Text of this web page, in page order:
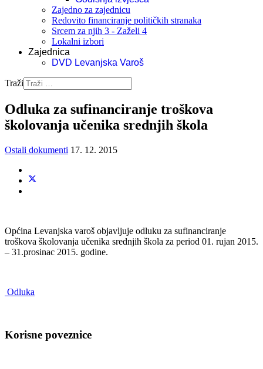
Zajedno za zajednicu
Redovito financiranje političkih stranaka
Srcem za njih 3 - Zaželi 4
Lokalni izbori
Zajednica
DVD Levanjska Varoš
Traži
Odluka za sufinanciranje troškova
školovanja učenika srednjih škola
Ostali dokumenti 17. 12. 2015
Općina Levanjska varoš objavljuje odluku za sufinanciranje
troškova školovanja učenika srednjih škola za period 01. rujan 2015.
– 31.prosinac 2015. godine.
Odluka
Korisne poveznice